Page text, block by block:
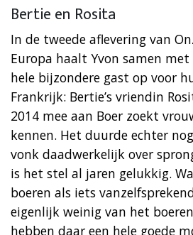
Bertie en Rosita
In de tweede aflevering van
Europa haalt Yvon samen
hele bijzondere gast op voor
Frankrijk: Bertie’s vriendin
2014 mee aan Boer zoekt
kennen. Het duurde echter
vonk daadwerkelijk over
is het stel al jaren gelukkig.
boeren als iets
eigenlijk weinig van het
hebben daar een hele goede